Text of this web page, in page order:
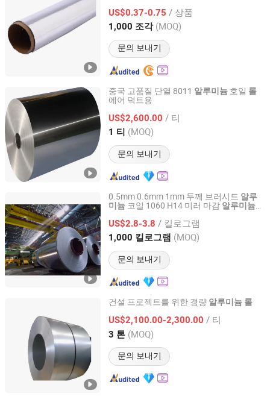
US$0.37-0.75 / 상품
1,000 조각 (MOQ)
문의 보내기
Henan, China 이후 2021
중국 고품질 단열 8011 알루미늄 호일 롤
에어 덕트용
US$2,600.00 / 티
1 티 (MOQ)
문의 보내기
Zhejiang Shuangyin Science And Technology Co., Ltd.
Zhejiang, China 이후 2019
0.5mm 0.6mm 1mm 두께 브러시드 알루
미늄 코일 1060 H14 미러 마감 알루미늄
US$2.8-3.8 / 킬로그램
1,000 킬로그램 (MOQ)
문의 보내기
Jiangsu Botejia Special Steel Co., Ltd.
Jiangsu, China 이후 2025
건설 프로젝트를 위한 경량 알루미늄 롤
US$2,100.00-2,300.00 / 티
3 톤 (MOQ)
문의 보내기
Jiangsu Hongshuo Metal Technology Co., Ltd.
Jiangsu, China 이후 2026